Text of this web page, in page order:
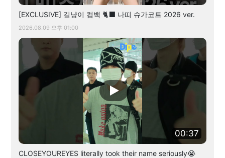
[EXCLUSIVE] 길냥이 컴백 🐈‍⬛ 나띠 슈가코트 2026 ver.
2026.08.09 오후 01:00
00:37
CLOSEYOUREYES literally took their name seriously😭